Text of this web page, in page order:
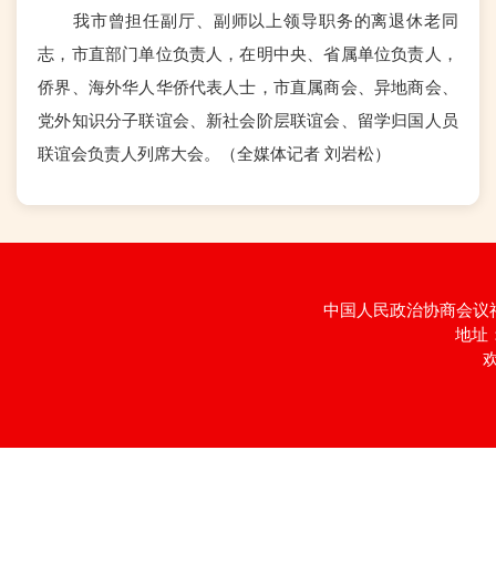
我市曾担任副厅、副师以上领导职务的离退休老同
志，市直部门单位负责人，在明中央、省属单位负责人，
侨界、海外华人华侨代表人士，市直属商会、异地商会、
党外知识分子联谊会、新社会阶层联谊会、留学归国人员
联谊会负责人列席大会。（全媒体记者 刘岩松）
中国人民政治协商会议
地址